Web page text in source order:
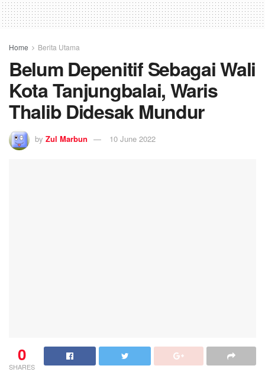
Home Berita Utama
Belum Depenitif Sebagai Wali
Kota Tanjungbalai, Waris
Thalib Didesak Mundur
by Zul Marbun 10 June 2022
0
SHARES